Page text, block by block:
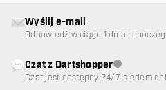
Wyślij e-mail
Odpowiedź w ciągu 1 dnia
Czat z DartshopperObsługa
Czat jest dostępny 24/7, siedem